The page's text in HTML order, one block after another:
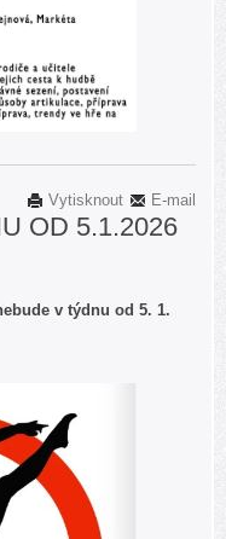
E-mail
Vytisknout
OD 5.1.2026
v týdnu od 5. 1.